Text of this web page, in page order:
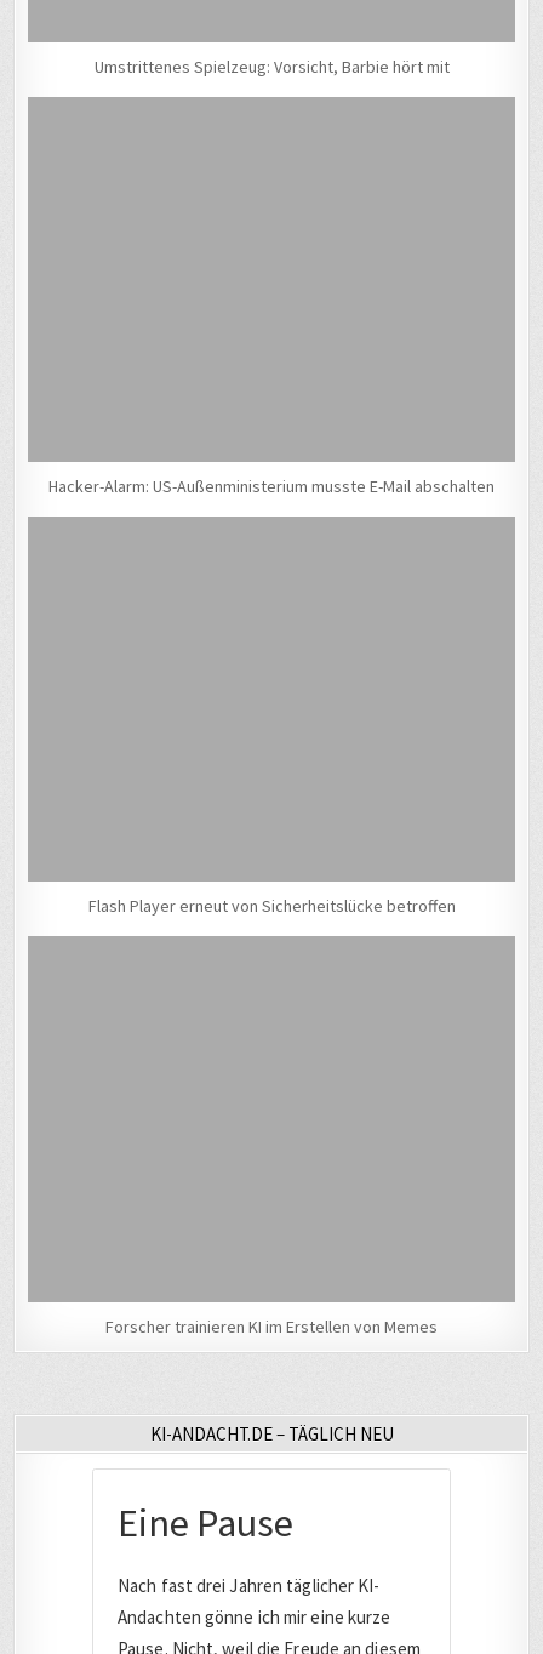
Umstrittenes Spielzeug: Vorsicht, Barbie hört mit
Hacker-Alarm: US-Außenministerium musste E-Mail abschalten
Flash Player erneut von Sicherheitslücke betroffen
Forscher trainieren KI im Erstellen von Memes
KI-ANDACHT.DE – TÄGLICH NEU